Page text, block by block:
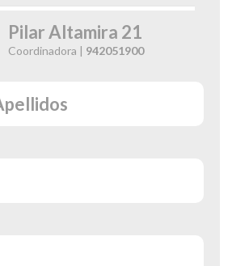
Pilar Altamira 21
Coordinadora | 942051900